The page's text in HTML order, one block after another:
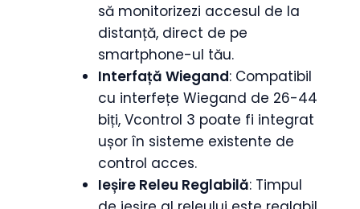
să monitorizezi accesul de la
distanță, direct de pe
smartphone-ul tău.
Interfață Wiegand: Compatibil
cu interfețe Wiegand de 26-44
biți, Vcontrol 3 poate fi integrat
ușor în sisteme existente de
control acces.
Ieșire Releu Reglabilă: Timpul